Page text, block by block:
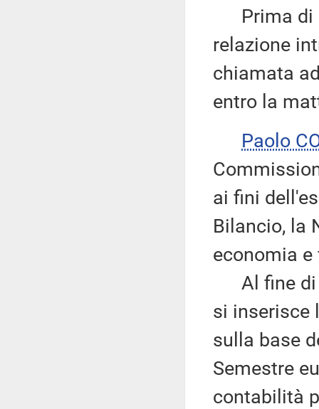
Prima di
relazione
chiamata
entro la
Paolo
ai fini
Bilancio, la
economia e
Al fine di
si inserisce
sulla base
Semestre
contabilità